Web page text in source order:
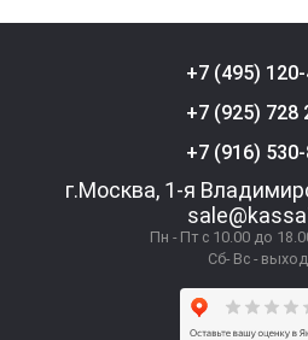
+7 (495)
+7 (925) 728
+7 (916)
г.Москва, 1-я
Пн - Пт с 10.00 до
Сб- Вс -